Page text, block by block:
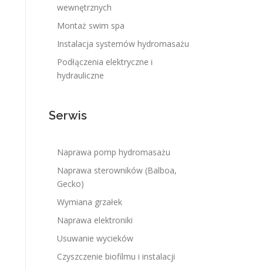
wewnętrznych
Montaż swim spa
Instalacja systemów hydromasażu
Podłączenia elektryczne i
hydrauliczne
Serwis
Naprawa pomp hydromasażu
Naprawa sterowników (Balboa,
Gecko)
Wymiana grzałek
Naprawa elektroniki
Usuwanie wycieków
Czyszczenie biofilmu i instalacji